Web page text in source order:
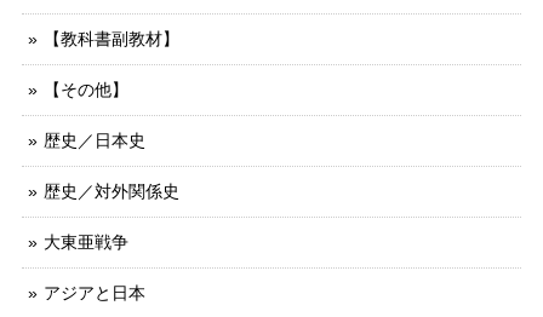
【教科書副教材】
【その他】
歴史／日本史
歴史／対外関係史
大東亜戦争
アジアと日本